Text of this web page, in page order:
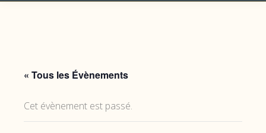
« Tous les Évènements
Cet évènement est passé.